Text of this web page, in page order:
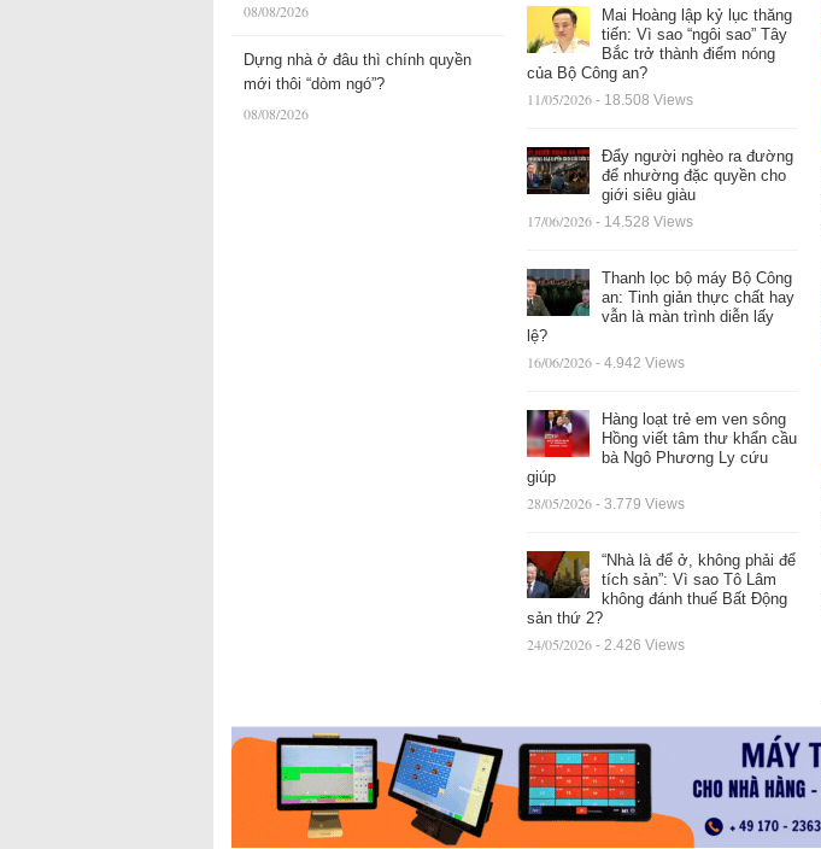
08/08/2026
Dựng nhà ở đâu thì chính quyền
mới thôi “dòm ngó”?
08/08/2026
Mai Hoàng lập kỷ lục thăng
tiến: Vì sao “ngôi sao” Tây
Bắc trở thành điểm nóng
của Bộ Công an?
11/05/2026 - 18.508 Views
Đẩy người nghèo ra đường
để nhường đặc quyền cho
giới siêu giàu
17/06/2026 - 14.528 Views
Thanh lọc bộ máy Bộ Công
an: Tinh giản thực chất hay
vẫn là màn trình diễn lấy
lệ?
16/06/2026 - 4.942 Views
Hàng loạt trẻ em ven sông
Hồng viết tâm thư khẩn cầu
bà Ngô Phương Ly cứu
giúp
28/05/2026 - 3.779 Views
“Nhà là để ở, không phải để
tích sản”: Vì sao Tô Lâm
không đánh thuế Bất Động
sản thứ 2?
24/05/2026 - 2.426 Views